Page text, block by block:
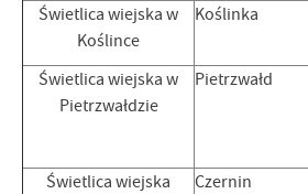
Świetlica wiejska w
Koślince
Koślinka
Świetlica wiejska w
Pietrzwałdzie
Pietrzwałd
Świetlica wiejska
Czernin